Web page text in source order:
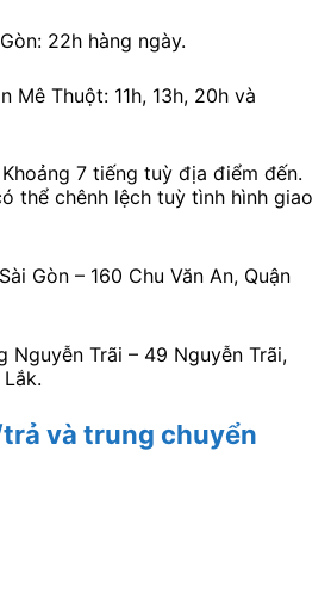
22h hàng ngày.
Mê Thuột: 11h, 13h, 20h và
7 tiếng tuỳ địa điểm đến.
thể chênh lệch tuỳ tình hình giao
Gòn – 160 Chu Văn An, Quận
Nguyễn Trãi – 49 Nguyễn Trãi,
và trung chuyển